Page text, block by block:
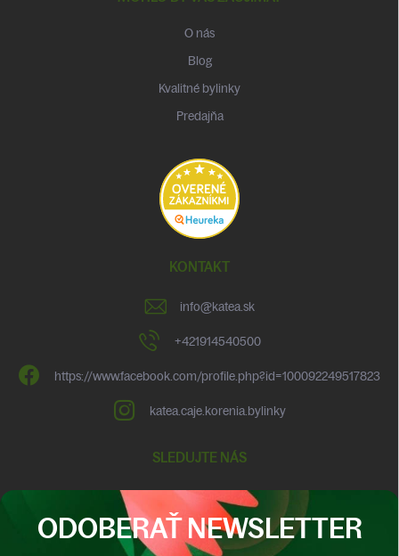
O nás
Blog
Kvalitné bylinky
Predajňa
KONTAKT
info@katea.sk
+421914540500
https://www.facebook.com/profile.php?id=100092249517823
katea.caje.korenia.bylinky
SLEDUJTE NÁS
ODOBERAŤ NEWSLETTER